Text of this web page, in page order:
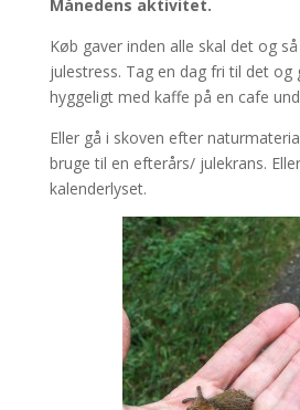
Månedens aktivitet.
Køb gaver inden alle skal det og
julestress. Tag en dag fri til det
hyggeligt med kaffe på en cafe
Eller gå i skoven efter
bruge til en efterårs/ julekrans.
kalenderlyset.